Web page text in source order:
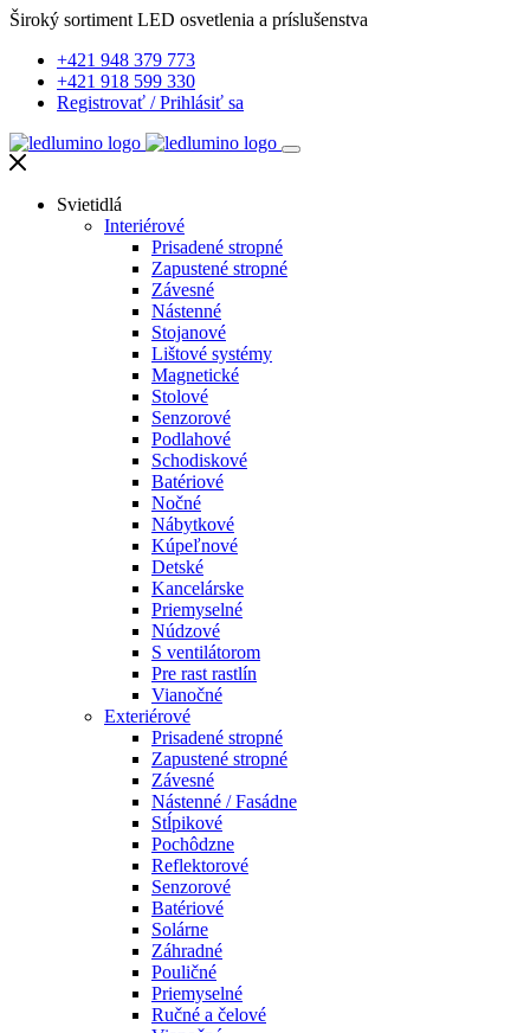
Široký sortiment LED osvetlenia a príslušenstva
+421 948 379 773
+421 918 599 330
Registrovať /Prihlásiť sa
Svietidlá
Interiérové
Prisadené stropné
Zapustené stropné
Závesné
Nástenné
Stojanové
Lištové systémy
Magnetické
Stolové
Senzorové
Podlahové
Schodiskové
Batériové
Nočné
Nábytkové
Kúpeľnové
Detské
Kancelárske
Priemyselné
Núdzové
S ventilátorom
Pre rast rastlín
Vianočné
Exteriérové
Prisadené stropné
Zapustené stropné
Závesné
Nástenné / Fasádne
Stĺpikové
Pochôdzne
Reflektorové
Senzorové
Batériové
Solárne
Záhradné
Pouličné
Priemyselné
Ručné a čelové